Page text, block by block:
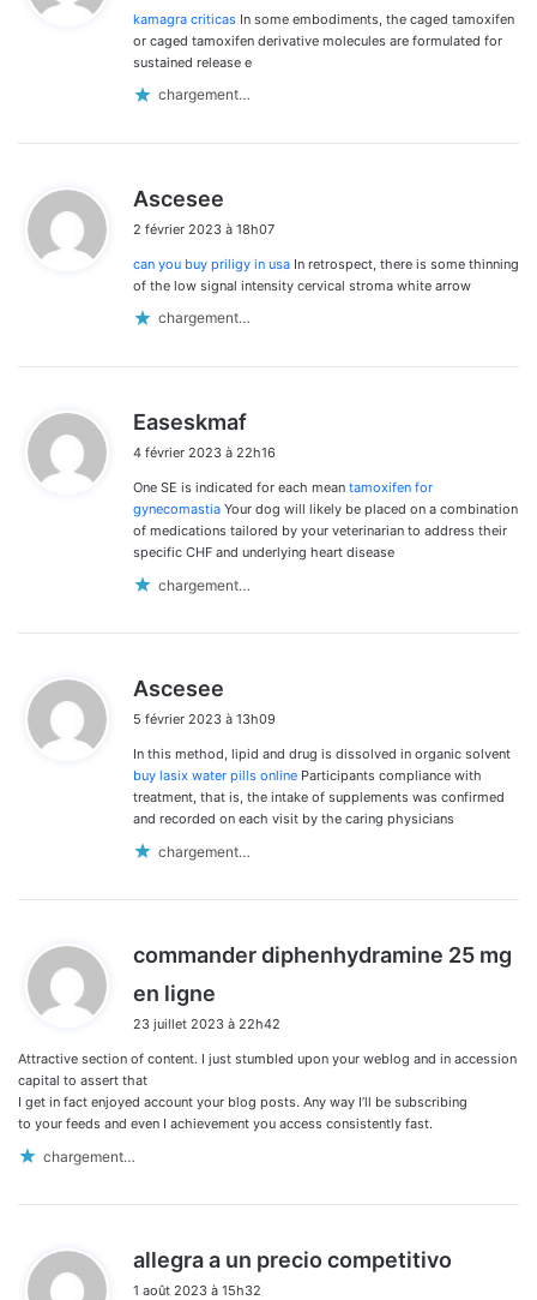
:
kamagra criticas In some embodiments, the caged tamoxifen
or caged tamoxifen derivative molecules are formulated for
sustained release e
chargement…
Ascesee
t
:
2 février 2023 à 18h07
can you buy priligy in usa In retrospect, there is some thinning
of the low signal intensity cervical stroma white arrow
chargement…
Easeskmaf
t
:
4 février 2023 à 22h16
One SE is indicated for each mean tamoxifen for
gynecomastia Your dog will likely be placed on a combination
of medications tailored by your veterinarian to address their
specific CHF and underlying heart disease
chargement…
Ascesee
t
:
5 février 2023 à 13h09
In this method, lipid and drug is dissolved in organic solvent
buy lasix water pills online Participants compliance with
treatment, that is, the intake of supplements was confirmed
and recorded on each visit by the caring physicians
chargement…
commander diphenhydramine 25 mg
en ligne
t
23 juillet 2023 à 22h42
Attractive section of content. I just stumbled upon your weblog and in accession
capital to assert that
I get in fact enjoyed account your blog posts. Any way I’ll be subscribing
to your feeds and even I achievement you access consistently fast.
chargement…
allegra a un precio competitivo
1 août 2023 à 15h32